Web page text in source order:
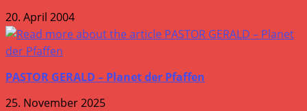
20. April 2004
PASTOR GERALD – Planet der Pfaffen
25. November 2025